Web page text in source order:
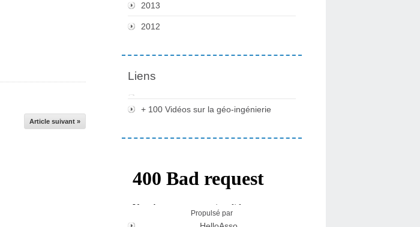
Article suivant »
2013
2012
Liens
+ 100 Vidéos sur la géo-ingénierie
Propulsé par